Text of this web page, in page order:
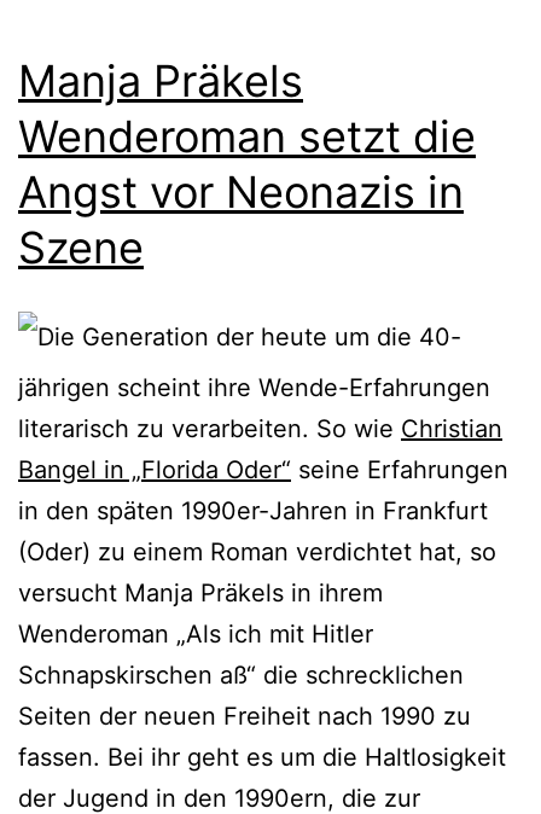
Manja Präkels
Wenderoman setzt die
Angst vor Neonazis in
Szene
Die Generation der heute um die 40-
jährigen scheint ihre Wende-Erfahrungen
literarisch zu verarbeiten. So wie Christian
Bangel in „Florida Oder“ seine Erfahrungen
in den späten 1990er-Jahren in Frankfurt
(Oder) zu einem Roman verdichtet hat, so
versucht Manja Präkels in ihrem
Wenderoman „Als ich mit Hitler
Schnapskirschen aß“ die schrecklichen
Seiten der neuen Freiheit nach 1990 zu
fassen. Bei ihr geht es um die Haltlosigkeit
der Jugend in den 1990ern, die zur